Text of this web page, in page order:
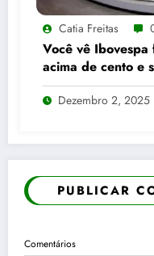
Catia Freitas
Você vê
acima de cento e
pontos enquanto
reais e trinta e três
Dezembro 2, 2025
PUBLICAR
Comentários